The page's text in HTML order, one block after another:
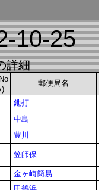
10-25
詳細
郵便局名
釶打
中島
豊川
笠師保
金ヶ崎簡易